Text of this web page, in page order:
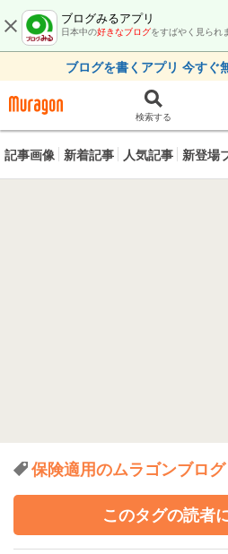
ブログみるアプリ
日本中の好きなブログをすばやく見られ
ブログを書くアプリ 今すぐ
検索する
記事画像 新着記事 人気記事 新登場
保険適用のムラゴンブログ
このタグの読者